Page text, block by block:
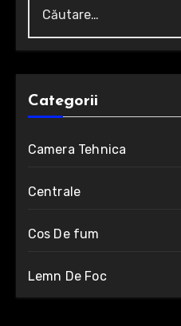
după:
Categorii
Camera Tehnica
Centrale
Cos De fum
Lemn De Foc